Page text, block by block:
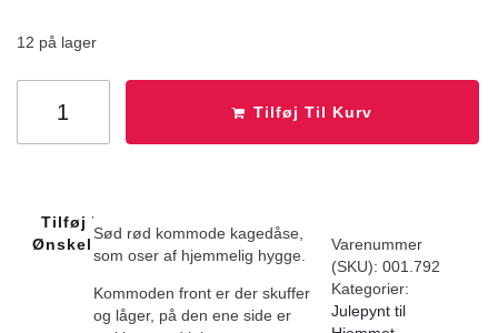
12 på lager
Tilføj Til Kurv
Tilføj Til
Ønskeliste
Sød rød kommode kagedåse,
som oser af hjemmelig hygge.
Kommoden front er der skuffer
og låger, på den ene side er
Varenummer
(SKU): 001.792
Kategorier:
Julepynt til